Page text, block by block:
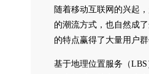
随着移动互联网的兴起
的潮流方式，也自然成
的特点赢得了大量用户
基于地理位置服务（